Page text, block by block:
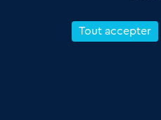
Reprendre un Restaurant Rapide
Tout accepter